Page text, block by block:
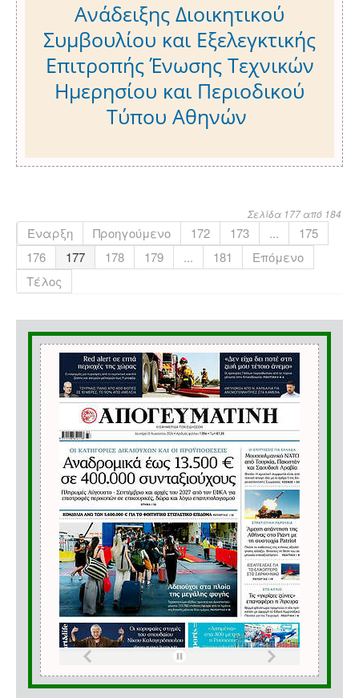
Ανάδειξης Διοικητικού
Συμβουλίου και Εξελεγκτικής
Επιτροπής Ένωσης Τεχνικών
Ημερησίου και Περιοδικού
Τύπου Αθηνών
Σελίδα 177 από 184
Έναρξη Προηγούμενο 172 173 ...
175
176
177 178 179 ... 181
Επόμενο
Τέλος